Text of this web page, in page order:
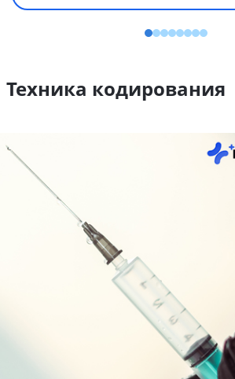
Техника кодирования